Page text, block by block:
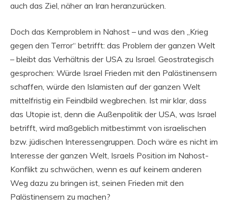
auch das Ziel, näher an Iran heranzurücken.
Doch das Kernproblem in Nahost – und was den „Krieg
gegen den Terror“ betrifft: das Problem der ganzen Welt
– bleibt das Verhältnis der USA zu Israel. Geostrategisch
gesprochen: Würde Israel Frieden mit den Palästinensern
schaffen, würde den Islamisten auf der ganzen Welt
mittelfristig ein Feindbild wegbrechen. Ist mir klar, dass
das Utopie ist, denn die Außenpolitik der USA, was Israel
betrifft, wird maßgeblich mitbestimmt von israelischen
bzw. jüdischen Interessengruppen. Doch wäre es nicht im
Interesse der ganzen Welt, Israels Position im Nahost-
Konflikt zu schwächen, wenn es auf keinem anderen
Weg dazu zu bringen ist, seinen Frieden mit den
Palästinensern zu machen?